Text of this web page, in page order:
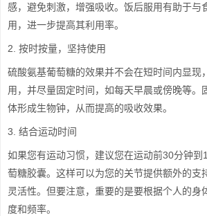
感，避免刺激，增强吸收。饭后服用有助于与
用，进一步提高其利用率。
2. 按时按量，坚持使用
硫酸氨基葡萄糖的效果并不会在短时间内显现
用，并尽量固定时间，如每天早晨或傍晚等。
体形成生物钟，从而提高的吸收效果。
3. 结合运动时间
如果您有运动习惯，建议您在运动前30分钟到
萄糖胶囊。这样可以为您的关节提供额外的支
灵活性。但要注意，重要的是要根据个人的身
度和频率。